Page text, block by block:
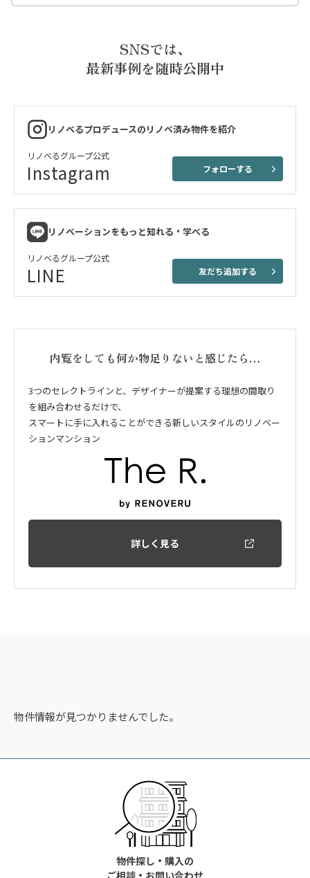
SNSでは、
最新事例を随時公開中
リノベるプロデュースのリノベ済み物件を紹介
リノベるグループ公式
Instagram フォローする
リノベーションをもっと知れる・学べる
リノベるグループ公式
LINE 友だち追加する
内覧をしても何か物足りないと感じたら…
3つのセレクトラインと、デザイナーが提案する理想の間取り
を組み合わせるだけで、
スマートに手に入れることができる新しいスタイルのリノベー
ションマンション
詳しく見る
物件情報が見つかりませんでした。
物件探し・購入の